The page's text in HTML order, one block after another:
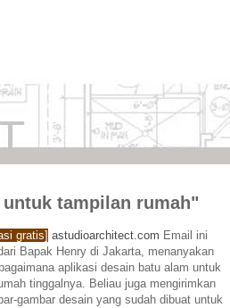
tampilan rumah"
gratis] astudioarchitect.com Email ini
Bapak Henry di Jakarta, menanyakan
aplikasi desain batu alam untuk
tinggalnya. Beliau juga mengirimkan
gambar desain yang sudah dibuat untuk